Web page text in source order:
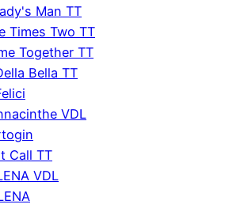
Man TT
Times Two TT
Together TT
Bella TT
VDL
Call TT
VDL